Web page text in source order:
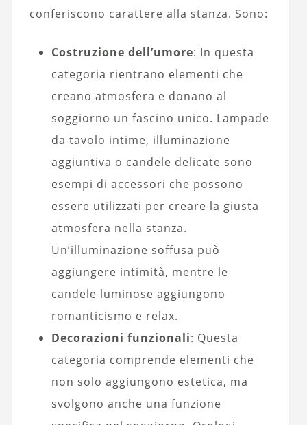
conferiscono carattere alla stanza. Sono:
Costruzione dell’umore: In questa
categoria rientrano elementi che
creano atmosfera e donano al
soggiorno un fascino unico. Lampade
da tavolo intime, illuminazione
aggiuntiva o candele delicate sono
esempi di accessori che possono
essere utilizzati per creare la giusta
atmosfera nella stanza.
Un’illuminazione soffusa può
aggiungere intimità, mentre le
candele luminose aggiungono
romanticismo e relax.
Decorazioni funzionali: Questa
categoria comprende elementi che
non solo aggiungono estetica, ma
svolgono anche una funzione